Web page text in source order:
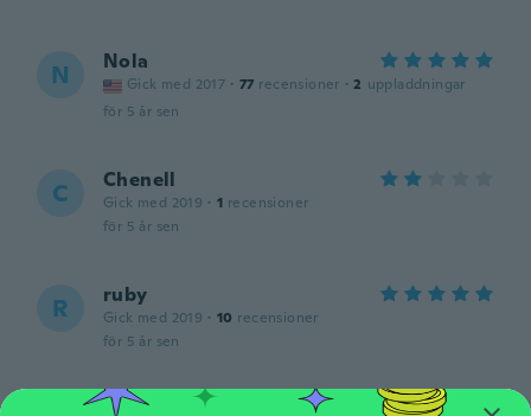
N Nola
Gick med 2017 · 77 recensioner · 2 uppladdningar
för 5 år sen
C Chenell
Gick med 2019 · 1 recensioner
för 5 år sen
R ruby
Gick med 2019 · 10 recensioner
för 5 år sen
Michael